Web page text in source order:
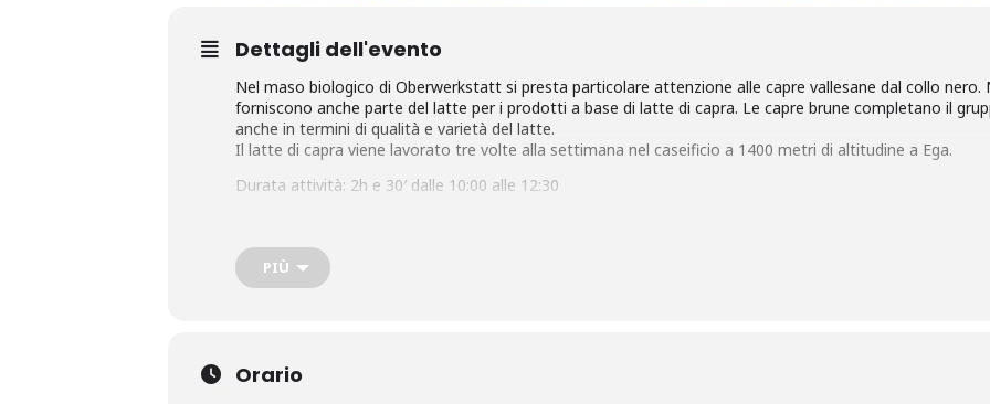
Dettagli dell'evento
Nel maso biologico di Oberwerkstatt si presta particolare attenzione alle capre vallesane dal collo nero.
forniscono anche parte del latte per i prodotti a base di latte di capra. Le capre brune completano il
anche in termini di qualità e varietà del latte.
Il latte di capra viene lavorato tre volte alla settimana nel caseificio a 1400 metri di altitudine a Ega.
Durata attività: 2h e 30′ dalle 10:00 alle 12:30
Obereggen – Biohof Oberwerkstatt
TEL: +39 0471 619500
PIÙ
Orario